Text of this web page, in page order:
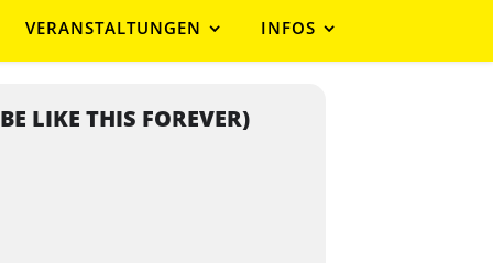
VERANSTALTUNGEN INFOS
LIKE THIS FOREVER)